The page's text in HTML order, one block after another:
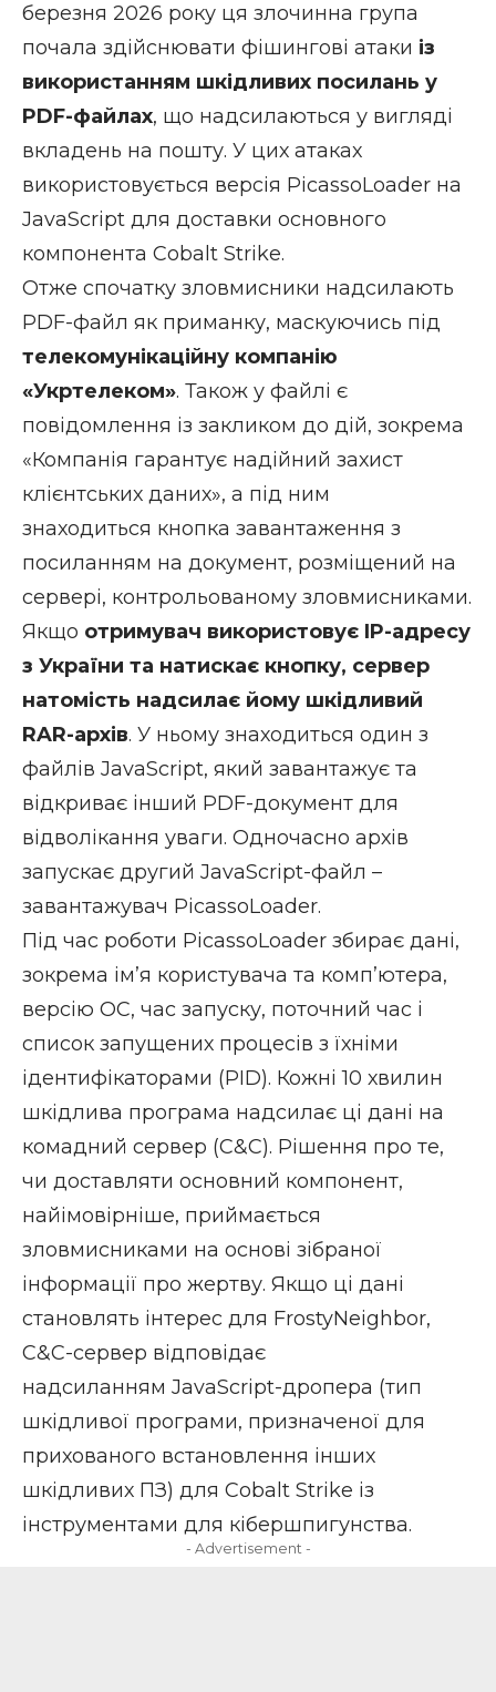
березня 2026 року ця злочинна група
почала здійснювати фішингові атаки із
використанням шкідливих посилань у
PDF-файлах, що надсилаються у вигляді
вкладень на пошту. У цих атаках
використовується версія PicassoLoader на
JavaScript для доставки основного
компонента Cobalt Strike.
Отже спочатку зловмисники надсилають
PDF-файл як приманку, маскуючись під
телекомунікаційну компанію
«Укртелеком». Також у файлі є
повідомлення із закликом до дій, зокрема
«Компанія гарантує надійний захист
клієнтських даних», а під ним
знаходиться кнопка завантаження з
посиланням на документ, розміщений на
сервері, контрольованому зловмисниками.
Якщо отримувач використовує IP-адресу
з України та натискає кнопку, сервер
натомість надсилає йому шкідливий
RAR-архів. У ньому знаходиться один з
файлів JavaScript, який завантажує та
відкриває інший PDF-документ для
відволікання уваги. Одночасно архів
запускає другий JavaScript-файл –
завантажувач PicassoLoader.
Під час роботи PicassoLoader збирає дані,
зокрема ім’я користувача та комп’ютера,
версію ОС, час запуску, поточний час і
список запущених процесів з їхніми
ідентифікаторами (PID). Кожні 10 хвилин
шкідлива програма надсилає ці дані на
комадний сервер (C&C). Рішення про те,
чи доставляти основний компонент,
найімовірніше, приймається
зловмисниками на основі зібраної
інформації про жертву. Якщо ці дані
становлять інтерес для FrostyNeighbor,
C&C-сервер відповідає
надсиланням JavaScript-дропера (тип
шкідливої програми, призначеної для
прихованого встановлення інших
шкідливих ПЗ) для Cobalt Strike із
інструментами для кібершпигунства.
- Advertisement -